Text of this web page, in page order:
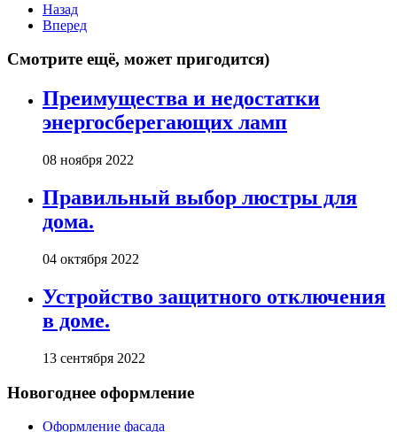
Назад
Вперед
Смотрите ещё, может пригодится)
Преимущества и недостатки
энергосберегающих ламп
08 ноября 2022
Правильный выбор люстры для
дома.
04 октября 2022
Устройство защитного отключения
в доме.
13 сентября 2022
Новогоднее оформление
Оформление фасада